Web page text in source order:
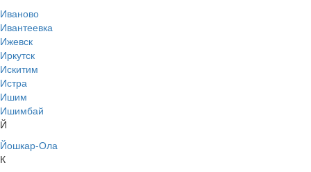
Иваново
Ивантеевка
Ижевск
Иркутск
Искитим
Истра
Ишим
Ишимбай
Й
Йошкар-Ола
К